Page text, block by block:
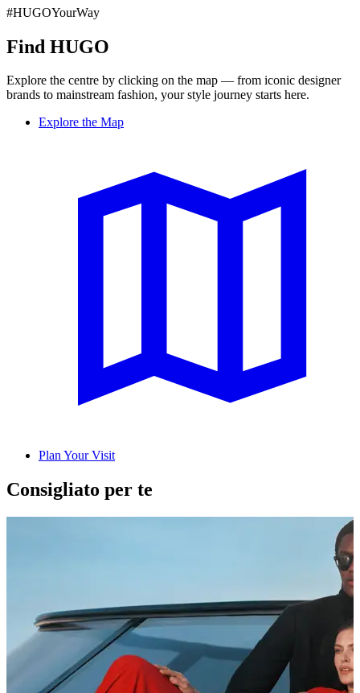
#HUGOYourWay
Find HUGO
Explore the centre by clicking on the map — from iconic designer
brands to mainstream fashion, your style journey starts here.
Explore the Map
Plan Your Visit
Consigliato per te